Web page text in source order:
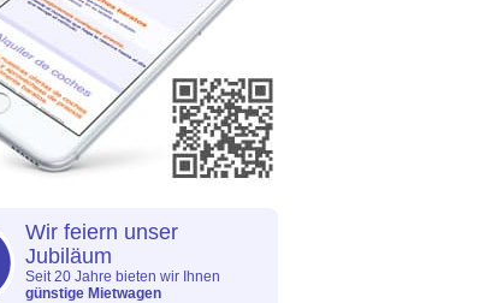
Wir feiern unser
Jubiläum
Seit 20 Jahre bieten wir Ihnen
günstige Mietwagen